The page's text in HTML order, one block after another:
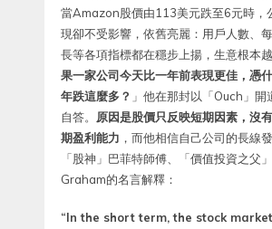
當Amazon股價由113美元跌至6元時，
現卻不受影響，依舊亮麗：用戶人數、
長等各項指標都在穩步上揚，生意根本
果一家公司今天比一年前表現更佳，憑
年跌這麼多？ 」他在那封以「Ouch」開
自答。 原因是股價只反映短期因素，沒
期盈利能力 ，而他相信自己公司的長線
「股神」巴菲特師傅、「價值投資之父
Graham的名言解釋：
“In the short term, the stock